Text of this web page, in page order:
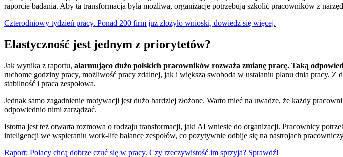
raporcie badania. Aby ta transformacja była możliwa, organizacje potrzebują szkolić pracowników z
Czterodniowy tydzień pracy. Ponad 200 firm już złożyło wnioski, dowiedz się więcej.
Elastyczność jest jednym z priorytetów?
Jak wynika z raportu, alarmująco dużo polskich pracowników rozważa zmianę pracę. Taką
ruchome godziny pracy, możliwość pracy zdalnej, jak i większa swoboda w ustalaniu planu dnia pracy.
stabilność i praca zespołowa.
Jednak samo zagadnienie motywacji jest dużo bardziej złożone. Warto mieć na uwadze, że każdy
odpowiednio nimi zarządzać.
Istotna jest też otwarta rozmowa o rodzaju transformacji, jaki AI wniesie do organizacji. Pracownicy
inteligencji we wspieraniu work-life balance zespołów, co pozytywnie odbije się na nastrojach
Raport: Polacy chcą dobrze czuć się w pracy. Czy rzeczywistość im sprzyja? Sprawdź!